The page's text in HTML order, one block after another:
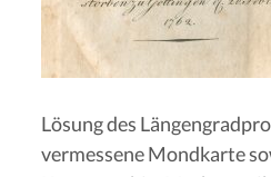
Lösung des
vermessene Mondkarte